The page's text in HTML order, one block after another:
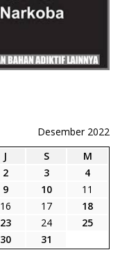
Desember 2022
J S
M
2 3
4
9 10
11
16 17
18
23 24
25
30
31